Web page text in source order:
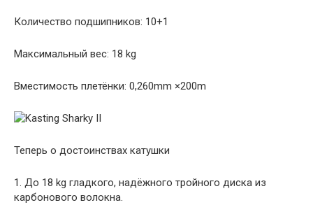
Количество подшипников: 10+1
Максимальный вес: 18 kg
Вместимость плетёнки: 0,260mm ×200m
Теперь о достоинствах катушки
1. До 18 kg гладкого, надёжного тройного диска из
карбонового волокна.